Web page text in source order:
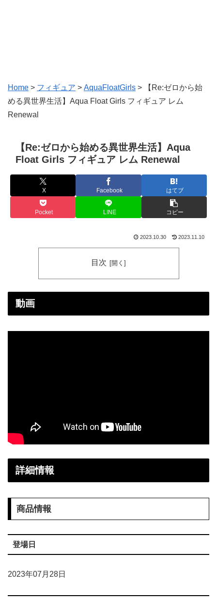
Home > フィギュア > AquaFloatGirls >
【Re:ゼロから始
める異世界生活】Aqua Float Girls フィギュア レム
Renewal
【Re:ゼロから始める異世界生活】Aqua
Float Girls フィギュア レム Renewal
X Facebook はてブ
Pocket LINE コピー
2023.10.30 2023.11.10
目次
動画
詳細情報
商品情報
登場日
2023年07月28日